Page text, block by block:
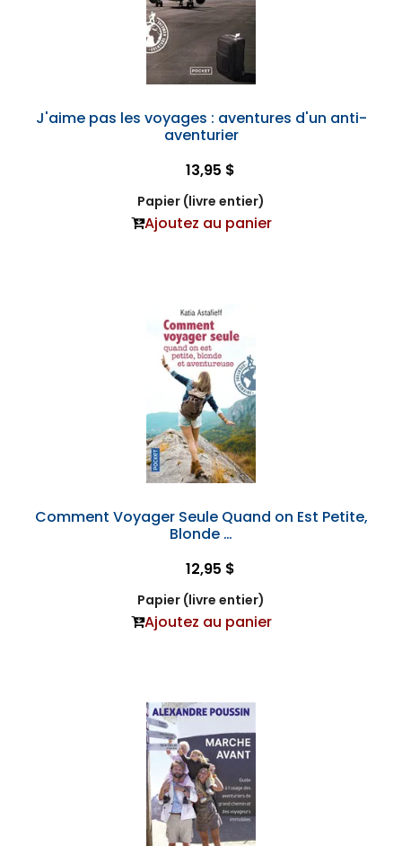
J'aime pas les voyages : aventures d'un anti-
aventurier
13,95 $
Papier (livre entier)
Ajoutez au panier
Comment Voyager Seule Quand on Est Petite,
Blonde …
12,95 $
Papier (livre entier)
Ajoutez au panier